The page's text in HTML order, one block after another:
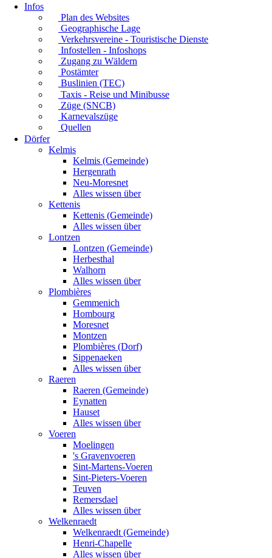
Infos
Plan des Websites
Geographische Lage
Verkehrsvereine - Touristische Dienste
Infostellen - Infoshops
Zugang zu Wäldern
Postämter
Buslinien (TEC)
Taxis - Reise und Minibusse
Züge (SNCB)
Karnevalszüge
Quellen
Dörfer
Kelmis
Kelmis (Gemeinde)
Hergenrath
Neu-Moresnet
Alles wissen über
Kettenis
Kettenis (Gemeinde)
Alles wissen über
Lontzen
Lontzen (Gemeinde)
Herbesthal
Walhorn
Alles wissen über
Plombières
Gemmenich
Hombourg
Moresnet
Montzen
Plombières (Dorf)
Sippenaeken
Alles wissen über
Raeren
Raeren (Gemeinde)
Eynatten
Hauset
Alles wissen über
Voeren
Moelingen
's Gravenvoeren
Sint-Martens-Voeren
Sint-Pieters-Voeren
Teuven
Remersdael
Alles wissen über
Welkenraedt
Welkenraedt (Gemeinde)
Henri-Chapelle
Alles wissen über